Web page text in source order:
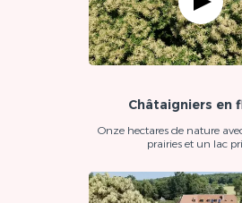
Châtaigniers en
Onze hectares de nature
prairies et un lac